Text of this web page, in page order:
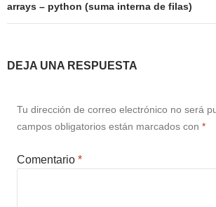
arrays – python (suma interna de filas)
DEJA UNA RESPUESTA
Tu dirección de correo electrónico no será
campos obligatorios están marcados con *
Comentario *